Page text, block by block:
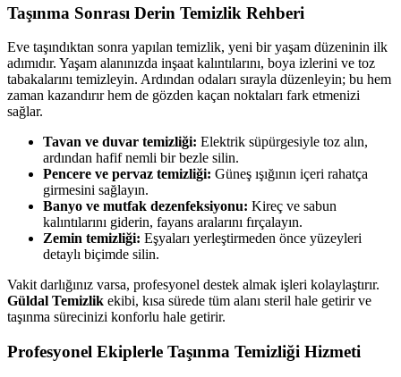
Taşınma Sonrası Derin Temizlik Rehberi
Eve taşındıktan sonra yapılan temizlik, yeni bir yaşam düzeninin ilk
adımıdır. Yaşam alanınızda inşaat kalıntılarını, boya izlerini ve toz
tabakalarını temizleyin. Ardından odaları sırayla düzenleyin; bu hem
zaman kazandırır hem de gözden kaçan noktaları fark etmenizi
sağlar.
Tavan ve duvar temizliği: Elektrik süpürgesiyle toz alın,
ardından hafif nemli bir bezle silin.
Pencere ve pervaz temizliği: Güneş ışığının içeri rahatça
girmesini sağlayın.
Banyo ve mutfak dezenfeksiyonu: Kireç ve sabun
kalıntılarını giderin, fayans aralarını fırçalayın.
Zemin temizliği: Eşyaları yerleştirmeden önce yüzeyleri
detaylı biçimde silin.
Vakit darlığınız varsa, profesyonel destek almak işleri kolaylaştırır.
Güldal Temizlik ekibi, kısa sürede tüm alanı steril hale getirir ve
taşınma sürecinizi konforlu hale getirir.
Profesyonel Ekiplerle Taşınma Temizliği Hizmeti